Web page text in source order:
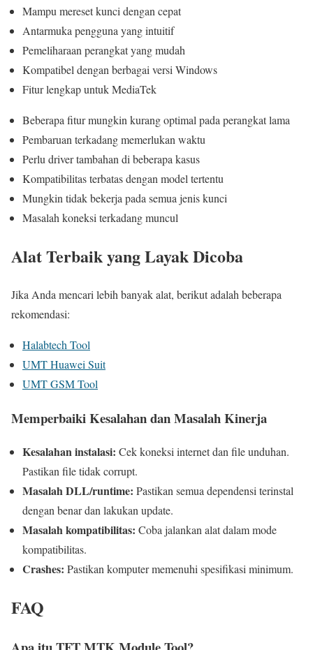
Mampu mereset kunci dengan cepat
Antarmuka pengguna yang intuitif
Pemeliharaan perangkat yang mudah
Kompatibel dengan berbagai versi Windows
Fitur lengkap untuk MediaTek
Beberapa fitur mungkin kurang optimal pada perangkat lama
Pembaruan terkadang memerlukan waktu
Perlu driver tambahan di beberapa kasus
Kompatibilitas terbatas dengan model tertentu
Mungkin tidak bekerja pada semua jenis kunci
Masalah koneksi terkadang muncul
Alat Terbaik yang Layak Dicoba
Jika Anda mencari lebih banyak alat, berikut adalah beberapa
rekomendasi:
Halabtech Tool
UMT Huawei Suit
UMT GSM Tool
Memperbaiki Kesalahan dan Masalah Kinerja
Kesalahan instalasi: Cek koneksi internet dan file unduhan.
Pastikan file tidak corrupt.
Masalah DLL/runtime: Pastikan semua dependensi terinstal
dengan benar dan lakukan update.
Masalah kompatibilitas: Coba jalankan alat dalam mode
kompatibilitas.
Crashes: Pastikan komputer memenuhi spesifikasi minimum.
FAQ